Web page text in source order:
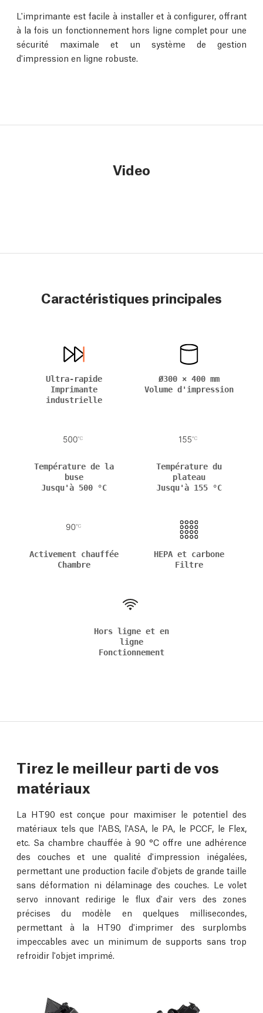
L'imprimante est facile à installer et à configurer, offrant
à la fois un fonctionnement hors ligne complet pour une
sécurité maximale et un système de gestion
d'impression en ligne robuste.
Video
Caractéristiques principales
Ultra-rapide
Imprimante
industrielle
Ø300 × 400 mm
Volume d'impression
Température de la
buse
Jusqu'à 500 °C
Température du
plateau
Jusqu'à 155 °C
Activement chauffée
Chambre
HEPA et carbone
Filtre
Hors ligne et en
ligne
Fonctionnement
Tirez le meilleur parti de vos
matériaux
La HT90 est conçue pour maximiser le potentiel des
matériaux tels que l'ABS, l'ASA, le PA, le PCCF, le Flex,
etc. Sa chambre chauffée à 90 °C offre une adhérence
des couches et une qualité d'impression inégalées,
permettant une production facile d'objets de grande taille
sans déformation ni délaminage des couches. Le volet
servo innovant redirige le flux d'air vers des zones
précises du modèle en quelques millisecondes,
permettant à la HT90 d'imprimer des surplombs
impeccables avec un minimum de supports sans trop
refroidir l'objet imprimé.